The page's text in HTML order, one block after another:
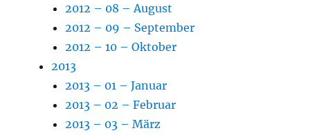
2012 – 08 – August
2012 – 09 – September
2012 – 10 – Oktober
2013
2013 – 01 – Januar
2013 – 02 – Februar
2013 – 03 – März